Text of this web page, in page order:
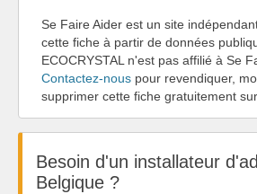
Se Faire Aider est un site
cette fiche à partir de données
ECOCRYSTAL n'est pas affilié à Se
Contactez-nous pour revendiquer,
supprimer cette fiche gratuitement
Besoin d'un installateur
Belgique ?